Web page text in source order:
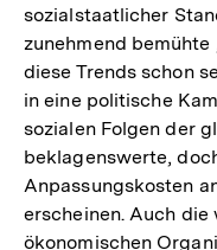
sozialstaatlicher
zunehmend
diese Trends schon
in eine politische
sozialen Folgen der
beklagenswerte,
Anpassungskosten
erscheinen. Auch
ökonomischen